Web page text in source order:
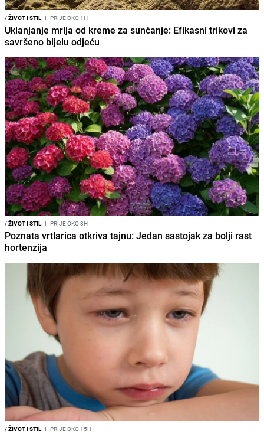
/ŽIVOT I STIL I PRIJE OKO 1H
Uklanjanje mrlja od kreme za sunčanje: Efikasni trikovi za
savršeno bijelu odjeću
/ŽIVOT I STIL I PRIJE OKO 3H
Poznata vrtlarica otkriva tajnu: Jedan sastojak za bolji rast
hortenzija
/ŽIVOT I STIL I PRIJE OKO 15H